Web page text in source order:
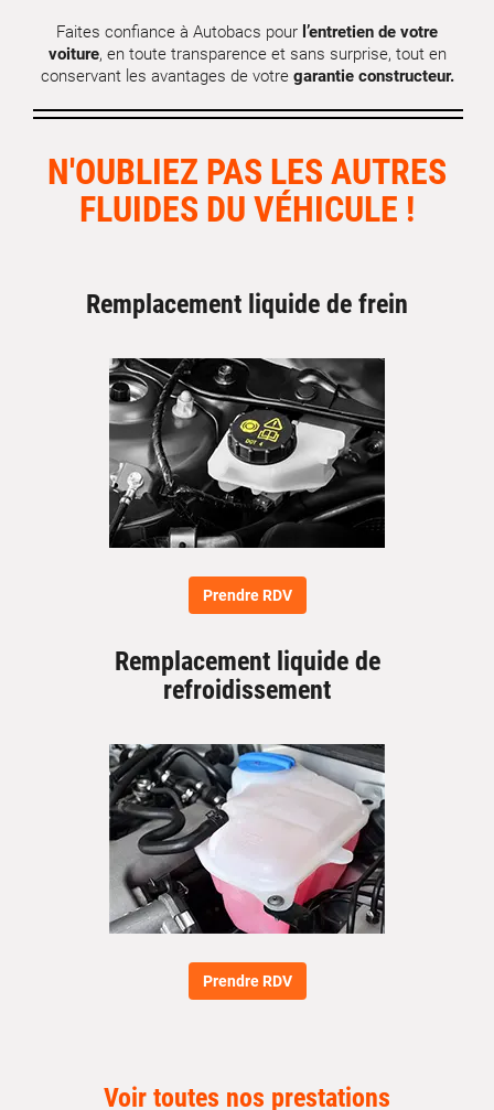
Faites confiance à Autobacs pour l’entretien de votre
voiture, en toute transparence et sans surprise, tout en
conservant les avantages de votre garantie constructeur.
N'OUBLIEZ PAS LES AUTRES
FLUIDES DU VÉHICULE !
Remplacement liquide de frein
Prendre RDV
Remplacement liquide de
refroidissement
Prendre RDV
Voir toutes nos prestations